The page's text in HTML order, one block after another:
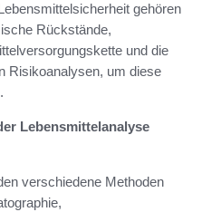
gehören
Rückstände,
und die
Risikoanalysen, um diese
Lebensmittelanalyse
verschiedene Methoden